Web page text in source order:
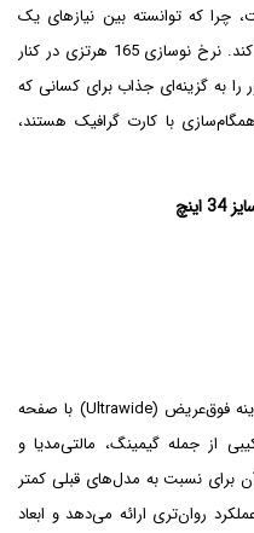
چرا که توانسته بین نیازهای یک
گیمر حرفه‌ای و بودجه کم یک تعادل ایجاد کند. نرخ نوسازی 165 هرتزی در کنار
مانیتور را به گزینه‌ای جذاب برای کسانی که
با کارت گرافیک هستند،
مانیتور ال جی مدل 34WQ650-W یک گزینه فوق‌عریض (Ultrawide) با صفحه
از جمله گیمینگ، مالتی‌مدیا و
برای نسبت به مدل‌های قبلی کمتر
روان‌تری ارائه می‌دهد و ابعاد